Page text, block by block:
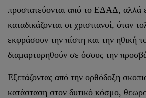
προστατεύονται από το ΕΔΑΔ, αλλά
καταδικάζονται οι χριστιανοί, όταν
εκφράσουν την πίστη και την ηθική
διαμαρτυρηθούν σε όσους την
Εξετάζοντας από την ορθόδοξη
κατάσταση στον δυτικό κόσμο,